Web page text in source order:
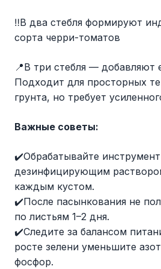
‼️В два стебля формируют
сорта черри-томатов
📍В три стебля — добавляют
Подходит для просторных
грунта, но требует
Важные советы:
✔️Обрабатывайте
дезинфицирующим
каждым кустом.
✔️После пасынкования не
по листьям 1–2 дня.
✔️Следите за балансом
росте зелени уменьшите
фосфор.